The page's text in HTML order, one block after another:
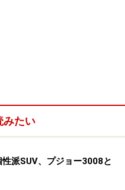
みたい
派SUV、プジョー3008と